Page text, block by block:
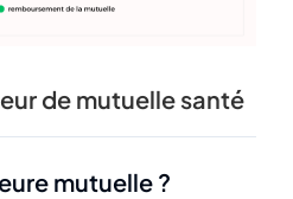
de mutuelle santé
mutuelle ?